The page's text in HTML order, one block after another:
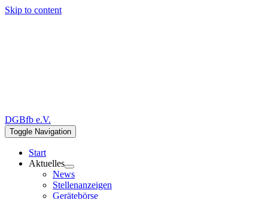
Skip to content
DGBfb e.V.
Toggle Navigation
Start
Aktuelles
News
Stellenanzeigen
Gerätebörse